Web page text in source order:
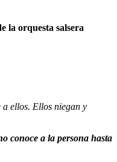
la orquesta salsera
a ellos. Ellos niegan y
conoce a la persona hasta